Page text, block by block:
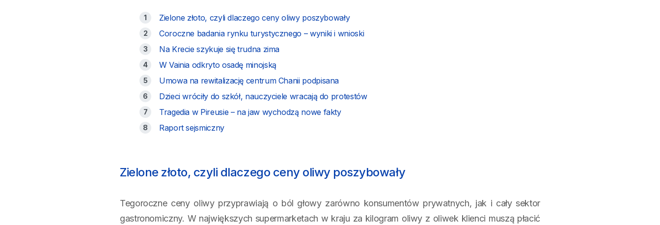
Zielone złoto, czyli dlaczego ceny oliwy poszybowały
Coroczne badania rynku turystycznego – wyniki i wnioski
Na Krecie szykuje się trudna zima
W Vainia odkryto osadę minojską
Umowa na rewitalizację centrum Chanii podpisana
Dzieci wróciły do szkół, nauczyciele wracają do protestów
Tragedia w Pireusie – na jaw wychodzą nowe fakty
Raport sejsmiczny
Zielone złoto, czyli dlaczego ceny oliwy poszybowały
Tegoroczne ceny oliwy przyprawiają o ból głowy zarówno konsumentów prywatnych, jak i cały sektor
gastronomiczny. W największych supermarketach w kraju za kilogram oliwy z oliwek klienci muszą płacić